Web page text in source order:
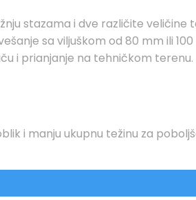
stazama i dve različite veličine
sa viljuškom od 80 mm ili
i prianjanje na tehničkom terenu.
i manju ukupnu težinu za